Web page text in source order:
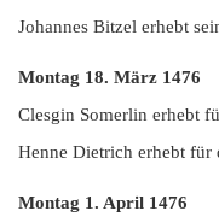
Johannes Bitzel erhebt
Montag 18. März 1476
Clesgin Somerlin erhebt
Henne Dietrich erhebt für
Montag 1. April 1476